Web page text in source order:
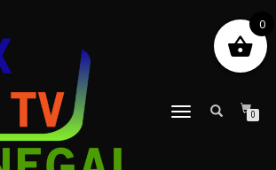
DÉPLIER
0
0